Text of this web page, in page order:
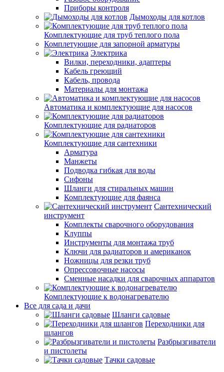
Приборы контроля
Дымоходы для котлов
Комплектующие для труб теплого пола
Комплетующие для запорной арматуры
Электрика
Вилки, переходники, адаптеры
Кабель греющий
Кабель, провода
Материалы для монтажа
Автоматика и комплектующие для насосов
Комплектующие для радиаторов
Комплектующие для сантехники
Арматура
Манжеты
Подводка гибкая для воды
Сифоны
Шланги для стиральных машин
Комплектующие для фаянса
Сантехнический
инструмент
Комплекты сварочного оборудования
Клуппы
Инструменты для монтажа труб
Ключи для радиаторов и американок
Ножницы для резки труб
Опрессовочные насосы
Сменные насадки для сварочных аппаратов
Комплектующие к водонагревателю
Все для сада и дачи
Шланги садовые
Переходники для
шлангов
Разбрызгиватели
и пистолеты
Тачки садовые